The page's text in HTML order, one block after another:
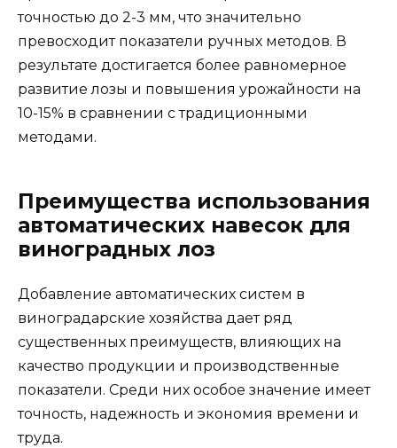
точностью до 2-3 мм, что значительно
превосходит показатели ручных методов. В
результате достигается более равномерное
развитие лозы и повышения урожайности на
10-15% в сравнении с традиционными
методами.
Преимущества использования
автоматических навесок для
виноградных лоз
Добавление автоматических систем в
виноградарские хозяйства дает ряд
существенных преимуществ, влияющих на
качество продукции и производственные
показатели. Среди них особое значение имеет
точность, надежность и экономия времени и
труда.